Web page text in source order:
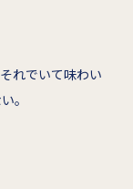
れでいて味わい
。